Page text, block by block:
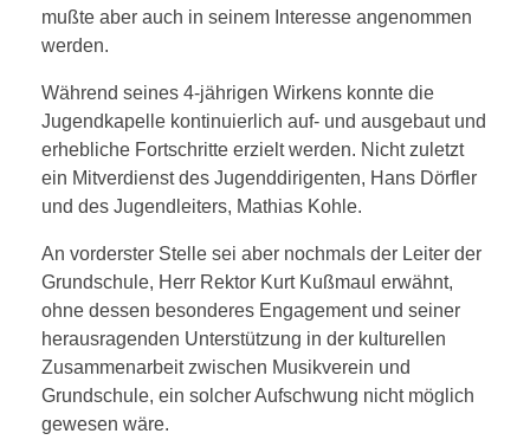
mußte aber auch in seinem Interesse angenommen
werden.
Während seines 4-jährigen Wirkens konnte die
Jugendkapelle kontinuierlich auf- und ausgebaut und
erhebliche Fortschritte erzielt werden. Nicht zuletzt
ein Mitverdienst des Jugenddirigenten, Hans Dörfler
und des Jugendleiters, Mathias Kohle.
An vorderster Stelle sei aber nochmals der Leiter der
Grundschule, Herr Rektor Kurt Kußmaul erwähnt,
ohne dessen besonderes Engagement und seiner
herausragenden Unterstützung in der kulturellen
Zusammenarbeit zwischen Musikverein und
Grundschule, ein solcher Aufschwung nicht möglich
gewesen wäre.